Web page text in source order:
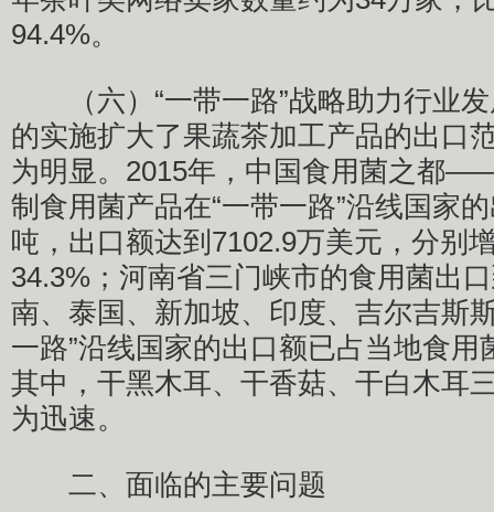
94.4%。
（六）“一带一路”战略助力行业发
的实施扩大了果蔬茶加工产品的出口
为明显。2015年，中国食用菌之都
制食用菌产品在“一带一路”沿线国家
吨，出口额达到7102.9万美元，分别
34.3%；河南省三门峡市的食用菌出
南、泰国、新加坡、印度、吉尔吉斯
一路”沿线国家的出口额已占当地食用
其中，干黑木耳、干香菇、干白木耳
为迅速。
二、面临的主要问题